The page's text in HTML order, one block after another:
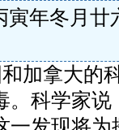
寅年冬月
加拿大的
。科学家